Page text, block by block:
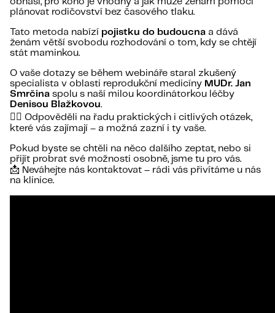
plánovat rodičovství bez časového tlaku.
Tato metoda nabízí pojistku do budoucna a dává
ženám větší svobodu rozhodování o tom, kdy se chtějí
stát maminkou.
O vaše dotazy se během webináře staral zkušený
specialista v oblasti reprodukční medicíny MUDr. Jan
Smrčina spolu s naší milou koordinátorkou léčby
Denisou Blažkovou.
👩‍⚕️ Odpověděli na řadu praktických i citlivých otázek,
které vás zajímají – a možná zazní i ty vaše.
Pokud byste se chtěli na něco dalšího zeptat, nebo si
přijít probrat své možnosti osobně, jsme tu pro vás.
📩 Neváhejte nás kontaktovat – rádi vás přivítáme u nás
na klinice.